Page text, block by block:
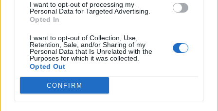
I want to opt-out of processing my
Personal Data for Targeted Advertising.
Opted In
I want to opt-out of Collection, Use,
Retention, Sale, and/or Sharing of my
Personal Data that Is Unrelated with the
Purposes for which it was collected.
Opted Out
CONFIRM
е нараснал със 120%
06.08.2026 / 16:30